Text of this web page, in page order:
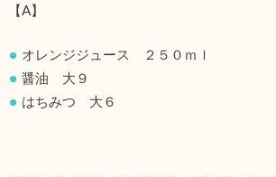
【A】
オレンジジュース ２５０ｍｌ
醤油 大９
はちみつ 大６